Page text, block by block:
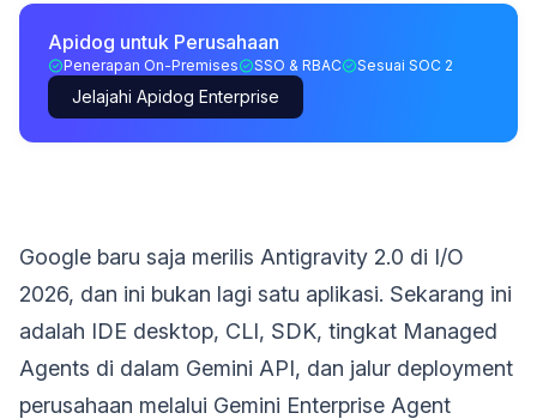
Apidog untuk Perusahaan
Penerapan On-Premises SSO & RBAC Sesuai SOC 2
Jelajahi Apidog Enterprise
Google baru saja merilis Antigravity 2.0 di I/O
2026, dan ini bukan lagi satu aplikasi. Sekarang ini
adalah IDE desktop, CLI, SDK, tingkat Managed
Agents di dalam Gemini API, dan jalur deployment
perusahaan melalui Gemini Enterprise Agent